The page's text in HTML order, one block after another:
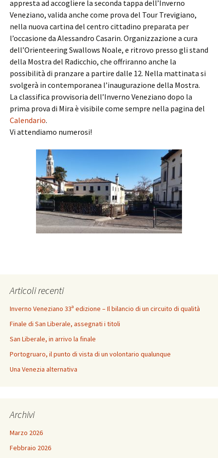
appresta ad accogliere la seconda tappa dell’Inverno
Veneziano, valida anche come prova del Tour Trevigiano,
nella nuova cartina del centro cittadino preparata per
l’occasione da Alessandro Casarin. Organizzazione a cura
dell’Orienteering Swallows Noale, e ritrovo presso gli stand
della Mostra del Radicchio, che offriranno anche la
possibilità di pranzare a partire dalle 12. Nella mattinata si
svolgerà in contemporanea l’inaugurazione della Mostra.
La classifica provvisoria dell’Inverno Veneziano dopo la
prima prova di Mira è visibile come sempre nella pagina del
Calendario.
Vi attendiamo numerosi!
Articoli recenti
Inverno Veneziano 33ª edizione – Il bilancio di un circuito di qualità
Finale di San Liberale, assegnati i titoli
San Liberale, in arrivo la finale
Portogruaro, il punto di vista di un volontario qualunque
Una Venezia alternativa
Archivi
Marzo 2026
Febbraio 2026